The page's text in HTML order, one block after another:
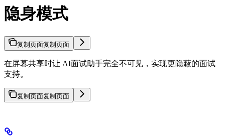
隐身模式
复制页面复制页面
在屏幕共享时让 AI面试助手完全不可见，实现更隐蔽的面试
支持。
复制页面复制页面